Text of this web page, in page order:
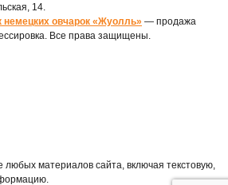
14.
немецких овчарок «Жуолль» — продажа
Все права защищены.
материалов сайта, включая текстовую,